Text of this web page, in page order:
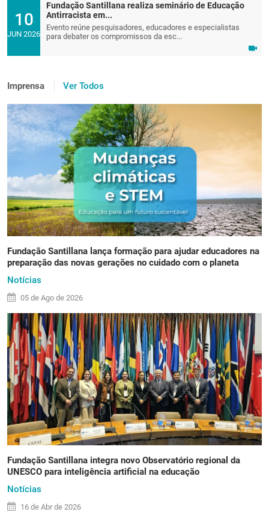
10
JUN 2026
Fundação Santillana realiza seminário de Educação
Antirracista em...
Evento reúne pesquisadores, educadores e especialistas
para debater os compromissos da esc...
Imprensa Ver Todos
Fundação Santillana lança formação para ajudar educadores na
preparação das novas gerações no cuidado com o planeta
Notícias
05 de Ago de 2026
Fundação Santillana integra novo Observatório regional da
UNESCO para inteligência artificial na educação
Notícias
16 de Abr de 2026